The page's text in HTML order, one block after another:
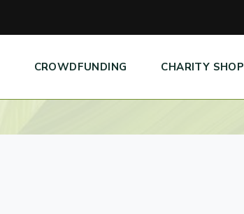
CROWDFUNDING CHARITY SHOP